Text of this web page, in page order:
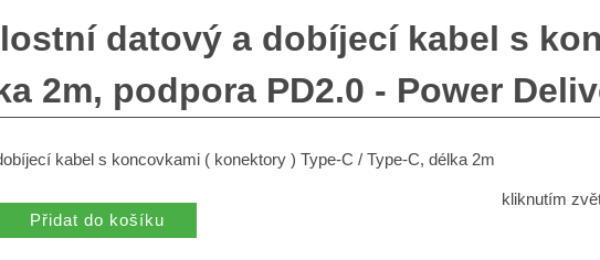
datový a dobíjecí kabel s
2m, podpora PD2.0 - Power
kabel s koncovkami ( konektory ) Type-C / Type-C, délka 2m
kliknutím